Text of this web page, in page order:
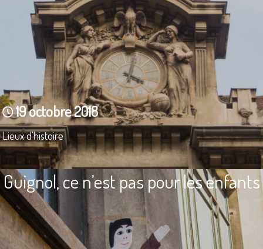
19 octobre 2018
Lieux d'histoire
Guignol, ce n’est pas pour les enfants